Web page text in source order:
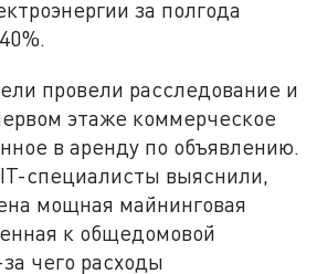
за полгода
провели расследование и
этаже коммерческое
в аренду по объявлению.
специалисты выяснили,
мощная майнинговая
к общедомовой
чего расходы